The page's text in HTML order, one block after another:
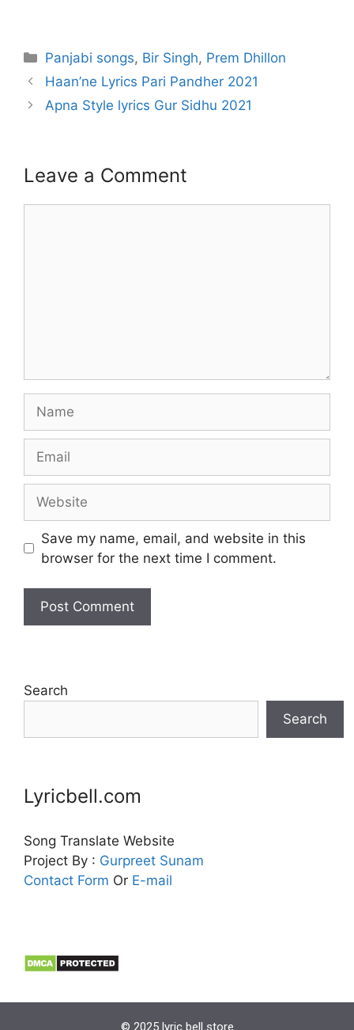
Categories
Panjabi songs, Bir Singh, Prem Dhillon
Haan’ne Lyrics Pari Pandher 2021
Apna Style lyrics Gur Sidhu 2021
Leave a Comment
Save my name, email, and website in this
browser for the next time I comment.
Search
Search
Lyricbell.com
Song Translate Website
Project By : Gurpreet Sunam
Contact Form Or E-mail
© 2025 lyric bell store